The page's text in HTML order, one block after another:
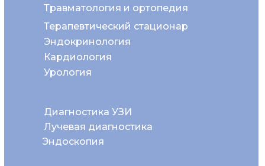
Диагностика УЗИ
Эндоскопия
Травматология и ортопедия
Эндокринология
Терапевтический стационар
Кардиология
Урология
Лучевая диагностика